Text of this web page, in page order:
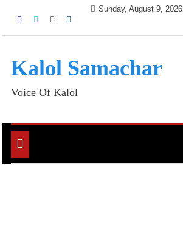
Sunday, August 9, 2026
Kalol Samachar
Voice Of Kalol
Toggle
navigation